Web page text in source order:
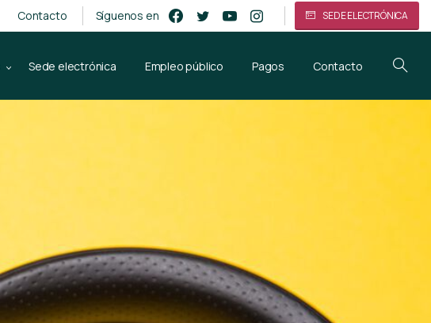
Contacto Síguenos en SEDE ELECTRÓNICA
Sede electrónica Empleo público Pagos Contacto